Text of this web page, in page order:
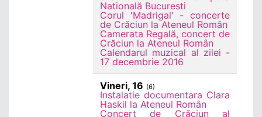
Natională Bucuresti
Corul 'Madrigal' - concerte
de Crăciun la Ateneul Român
Camerata Regală, concert de
Crăciun la Ateneul Român
Calendarul muzical al zilei -
17 decembrie 2016
Vineri, 16 (6)
Instalatie documentara Clara
Haskil la Ateneul Român
Concert de Crăciun al